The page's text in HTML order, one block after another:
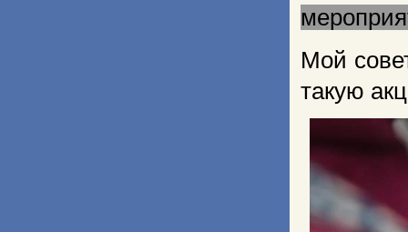
Мой
такую